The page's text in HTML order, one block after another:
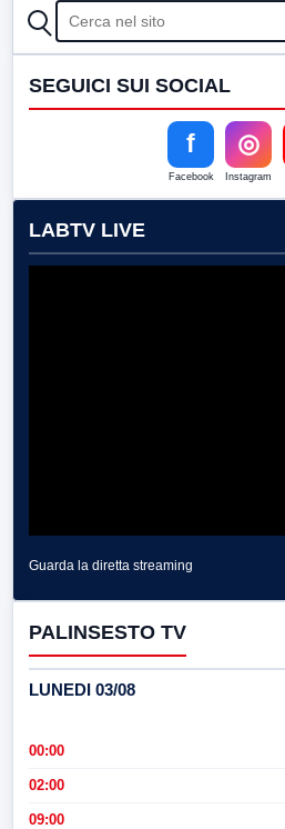
CERCA
SEGUICI SUI SOCIAL
f
Facebook
◎
Instagram
LABTV LIVE
Guarda la diretta streaming
PALINSESTO TV
LUNEDI 03/08
00:00
02:00
09:00